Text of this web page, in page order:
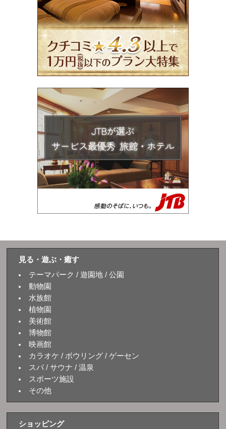
見る・遊ぶ・癒す
テーマパーク / 遊園地 / 公園
動物園
水族館
植物園
美術館
博物館
映画館
カラオケ / ボウリング / ゲーセン
スパ / サウナ / 温泉
スポーツ施設
その他
ショッピング